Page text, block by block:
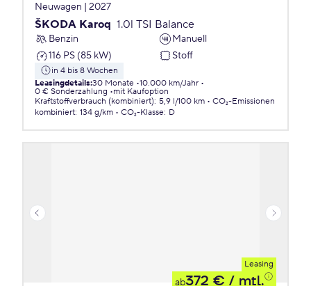
Neuwagen | 2027
ŠKODA Karoq 1.0l TSI Balance
Benzin
Manuell
116 PS (85 kW)
Stoff
in 4 bis 8 Wochen
Leasingdetails:30 Monate 10.000 km/Jahr
0 € Sonderzahlung
mit Kaufoption
Kraftstoffverbrauch (kombiniert): 5,9 l/100 km
CO₂-Emissionen
kombiniert: 134 g/km CO₂-Klasse: D
Leasing
ab372 € / mtl.